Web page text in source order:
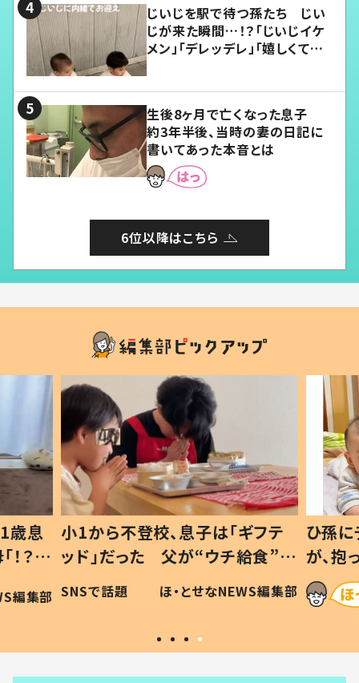
じいじを駅で待つ孫たち じい
じが来た瞬間…！？「じいじイケ
メン」「デレッデレ」「嬉しくて可
生後8ヶ月で亡くなった息子
約3年半後、当時の妻の日記に
書いてあった本音とは
6位以降はこちら
歳息
？」
編集部
小1から不登校、息子は「ギフテ
ッド」だった 父が“ウチ給食”を
作り続ける理由とは #令和の親
#令和の子
SNSで話題 ほ・とせなNEWS編集部
ひ孫
が、
「涙が
い」